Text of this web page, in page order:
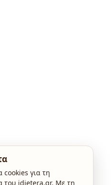
cookies για τη
του idietera.gr. Με τη